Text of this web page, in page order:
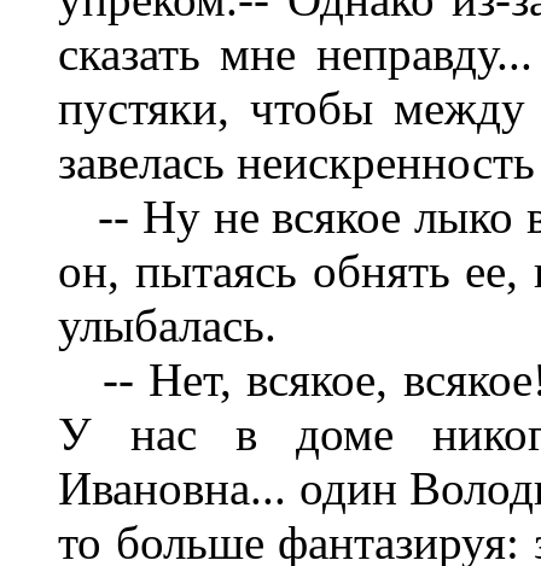
сказать мне
пустяки, чтобы
завелась
-- Ну не всякое лыко
он, пытаясь обнять ее,
улыбалась.
-- Нет, всякое,
У нас в доме
Ивановна... один
то больше